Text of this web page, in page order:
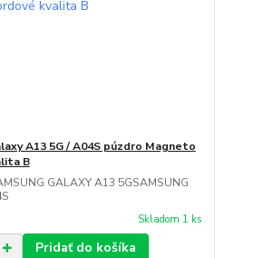
A13 5G / A04S púzdro Magneto
B
GALAXY A13 5GSAMSUNG
Skladom 1 ks
Pridať do košíka